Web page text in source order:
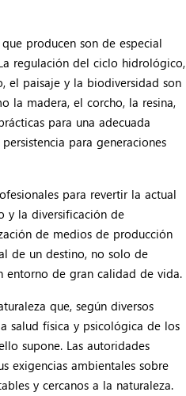
producen son de especial
regulación del ciclo hidrológico,
el paisaje y la biodiversidad son
la madera, el corcho, la resina,
para una adecuada
para generaciones
para revertir la actual
y la diversificación de
de medios de producción
de un destino, no solo de
entorno de gran calidad de vida.
que, según diversos
salud física y psicológica de los
supone. Las autoridades
exigencias ambientales sobre
y cercanos a la naturaleza.